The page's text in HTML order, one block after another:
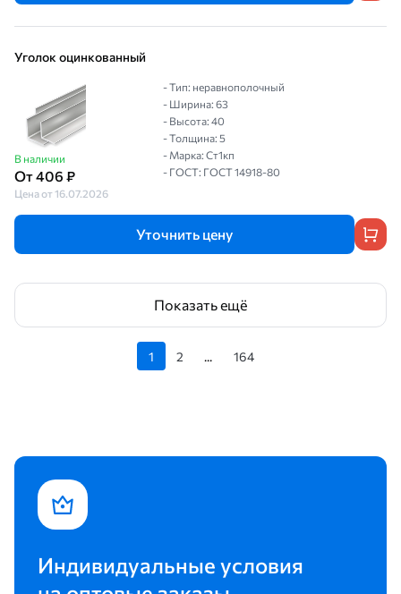
Уголок оцинкованный
В наличии
От 406 ₽
Цена от 16.07.2026
- Тип: неравнополочный
- Ширина: 63
- Высота: 40
- Толщина: 5
- Марка: Ст1кп
- ГОСТ: ГОСТ 14918-80
Уточнить цену
Показать ещё
1 2 ... 164
Индивидуальные условия